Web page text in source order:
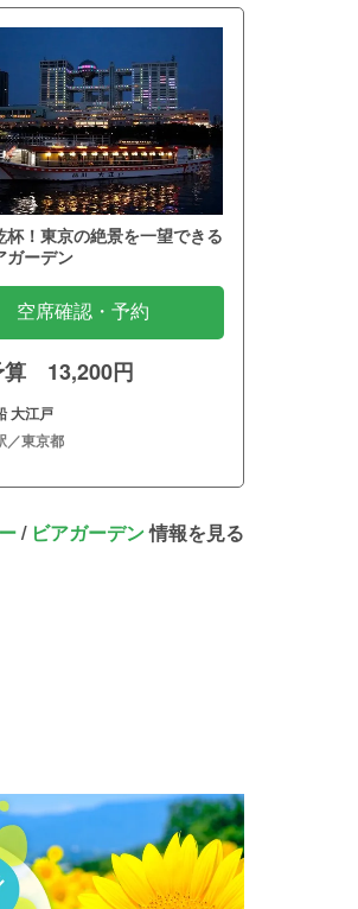
杯！東京の絶景を一望できる
ガーデン
空席確認・予約
算 13,200円
大江戸
／東京都
/ ビアガーデン情報を見る